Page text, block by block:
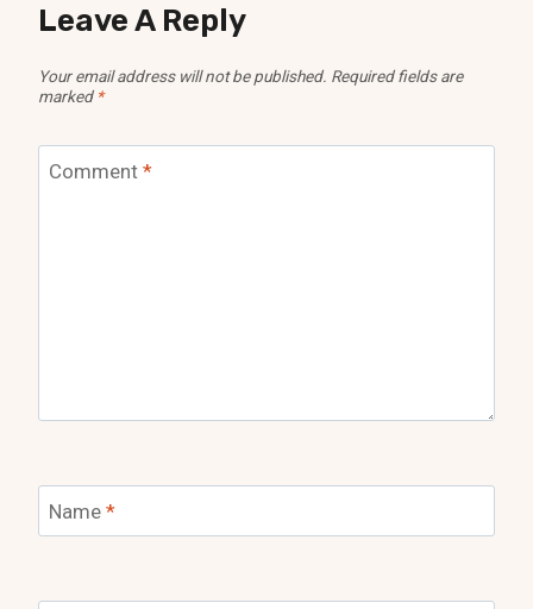
Leave A Reply
Your email address will not be published. Required fields are
marked *
Comment *
Name *